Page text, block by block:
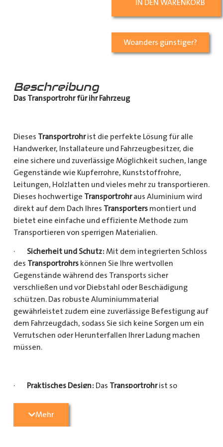
IN DEN WARENKORB
Woanders günstiger?
Beschreibung
Das Transportrohr für ihr Fahrzeug
Dieses Transportrohrist die perfekte Lösung für alle
Handwerker, Installateure und Fahrzeugbesitzer, die
eine sichere und zuverlässige Möglichkeit suchen, lange
Gegenstände wie Kupferrohre, Kunststoffrohre,
Leitungen, Holzlatten und vieles mehr zu transportieren.
Dieses hochwertige Transportrohraus Aluminium wird
direkt auf dem Dach Ihres Transportersmontiert und
bietet eine einfache und effiziente Methode zum
Transportieren von sperrigen Materialien.
· Sicherheit und Schutz: Mit dem integrierten Schloss
des Transportrohrskönnen Sie Ihre wertvollen
Gegenstände während des Transports sicher
verschließen und vor Diebstahl oder Beschädigung
schützen. Das robuste Aluminiummaterial
gewährleistet zudem eine zuverlässige Befestigung auf
dem Fahrzeugdach, sodass Sie sich keine Sorgen um ein
Verrutschen oder Herunterfallen Ihrer Ladung machen
müssen.
· Praktisches Design: Das Transportrohrist so
Gegenständen sicher und einfach transportieren kann
Mehr